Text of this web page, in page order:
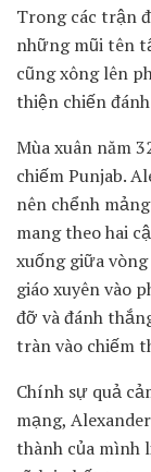
Trong các trận
những mũi tên
cũng xông lên
thiện chiến
Mùa xuân năm
chiếm Punjab.
nên chểnh
mang theo hai
xuống giữa
giáo xuyên vào
đỡ và đánh
tràn vào chiếm
Chính sự quả
mạng,
thành của mình